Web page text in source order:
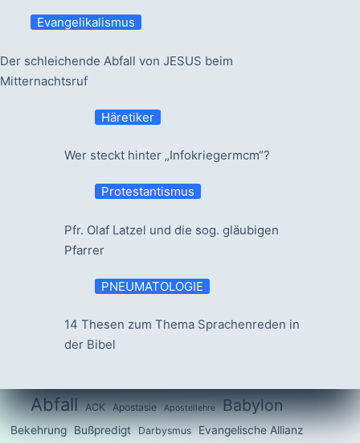
Evangelikalismus
Der schleichende Abfall von JESUS beim
Mitternachtsruf
Häretiker
Wer steckt hinter „Infokriegermcm“?
Protestantismus
Pfr. Olaf Latzel und die sog. gläubigen
Pfarrer
PNEUMATOLOGIE
14 Thesen zum Thema Sprachenreden in
der Bibel
Abfall ACK Apostasie Apostellehre Babylon
Bekehrung Bußpredigt Darbysmus Evangelische Allianz